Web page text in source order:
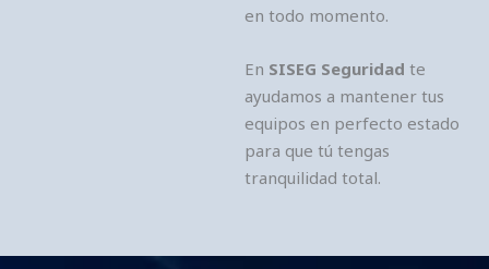
en todo momento.
En SISEG Seguridad te
ayudamos a mantener tus
equipos en perfecto estado
para que tú tengas
tranquilidad total.